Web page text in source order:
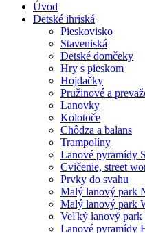
Úvod
Detské ihriská
Pieskovisko
Staveniská
Detské domčeky
Hry s pieskom
Hojdačky
Pružinové a
Lanovky
Kolotoče
Chôdza a balans
Trampolíny
Lanové pyramídy
Cvičenie, street
Prvky do svahu
Malý lanový park
Malý lanový park
Veľký lanový
Lanové pyramídy